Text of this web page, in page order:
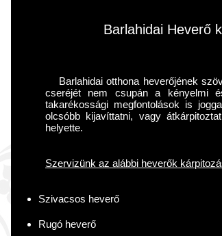
Barlahidai Heverő
Barlahidai otthona heverőjének
cseréjét nem csupán a kényelmi
takarékossági megfontolások is
olcsóbb kijavíttatni, vagy
helyette.
Szervizünk az alábbi heverők
Szivacsos heverő
Rugó heverő